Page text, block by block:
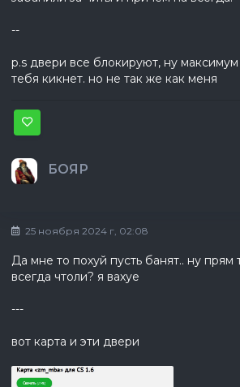
--
p.s двери все блокируют, ну
тебя кикнет. но не так же как меня
БОЯР
25 ноября 2024 г, 02:08
Да мне то похуй пусть банят.. ну прям
всегда чтоли? я вахуе
---
вот карта и эти двери